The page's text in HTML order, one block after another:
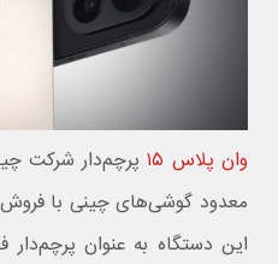
وان پلاس ۱۵
پرچم‌دار شرکت
معدود گوشی‌های چینی با فروش
این دستگاه به عنوان پرچم‌دار